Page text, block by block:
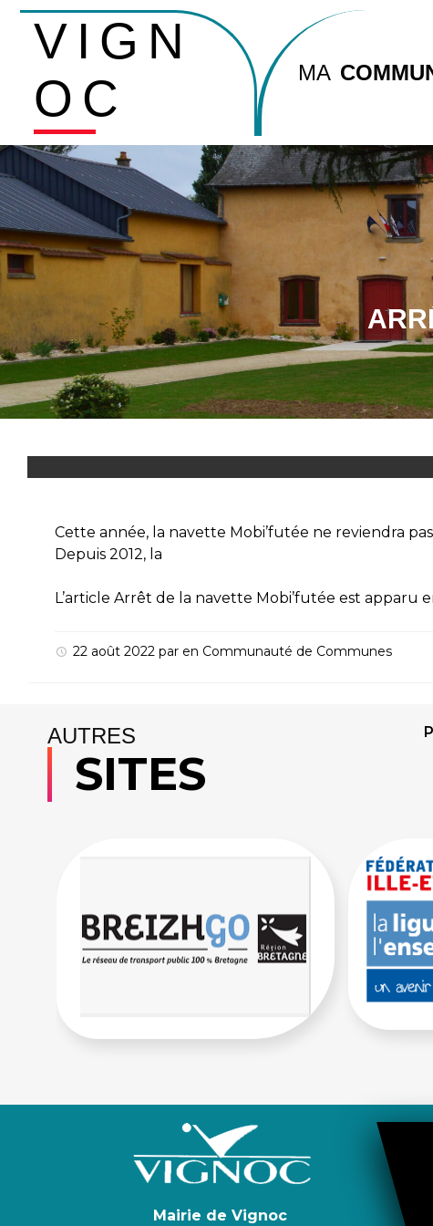
VIGN
OC
MA
Cette année, la navette Mobi’futée ne reviendra
Depuis 2012, la
L’article Arrêt de la navette Mobi’futée est apparu
22 août 2022 par en Communauté de Communes
AUTRES
SITES
Mairie de Vignoc